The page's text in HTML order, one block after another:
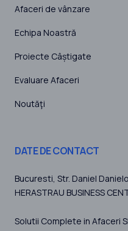
Afaceri de vânzare
Echipa Noastră
Proiecte Câștigate
Evaluare Afaceri
Noutăţi
DATE DE CONTACT
Bucuresti, Str. Daniel
HERASTRAU BUSINESS
Solutii Complete in Afaceri